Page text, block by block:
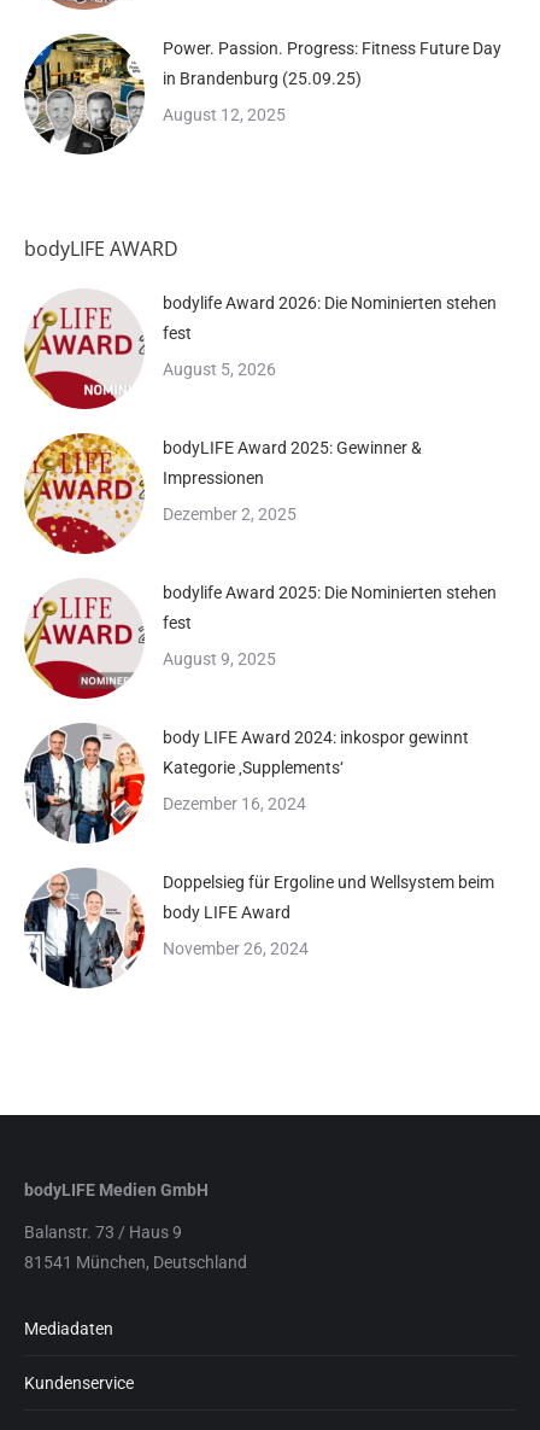
Power. Passion. Progress: Fitness Future Day
in Brandenburg (25.09.25)
August 12, 2025
bodyLIFE AWARD
bodylife Award 2026: Die Nominierten stehen
fest
August 5, 2026
bodyLIFE Award 2025: Gewinner &
Impressionen
Dezember 2, 2025
bodylife Award 2025: Die Nominierten stehen
fest
August 9, 2025
body LIFE Award 2024: inkospor gewinnt
Kategorie ‚Supplements‘
Dezember 16, 2024
Doppelsieg für Ergoline und Wellsystem beim
body LIFE Award
November 26, 2024
bodyLIFE Medien GmbH
Balanstr. 73 / Haus 9
81541 München, Deutschland
Mediadaten
Kundenservice